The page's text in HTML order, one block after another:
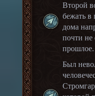
Второй
бежать в
дома
почти не
прошлое.
Был